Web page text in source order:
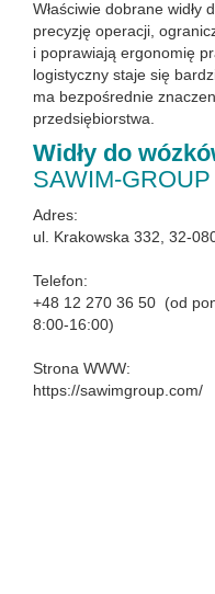
Właściwie dobrane widły
precyzję operacji,
i poprawiają ergonomię
logistyczny staje się
ma bezpośrednie
przedsiębiorstwa.
Widły do
SAWIM-GROUP
Adres:
ul. Krakowska 332, 32-
Telefon:
+48 12 270 36 50 (od
8:00-16:00)
Strona WWW:
https://sawimgroup.com/